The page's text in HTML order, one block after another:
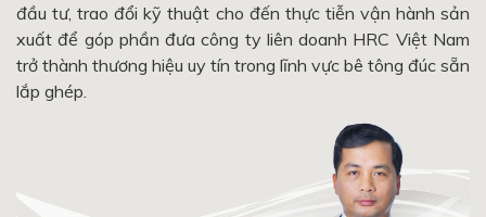
đầu tư, trao đổi kỹ thuật cho đến thực tiễn vận hành sản
xuất để góp phần đưa công ty liên doanh HRC Việt Nam
trở thành thương hiệu uy tín trong lĩnh vực bê tông đúc sẵn
lắp ghép.